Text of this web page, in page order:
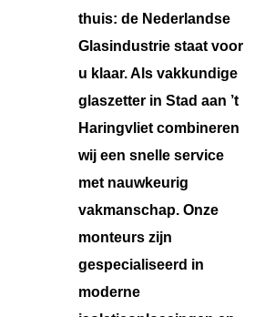
thuis: de Nederlandse
Glasindustrie staat voor
u klaar. Als vakkundige
glaszetter in Stad aan ’t
Haringvliet combineren
wij een snelle service
met nauwkeurig
vakmanschap. Onze
monteurs zijn
gespecialiseerd in
moderne